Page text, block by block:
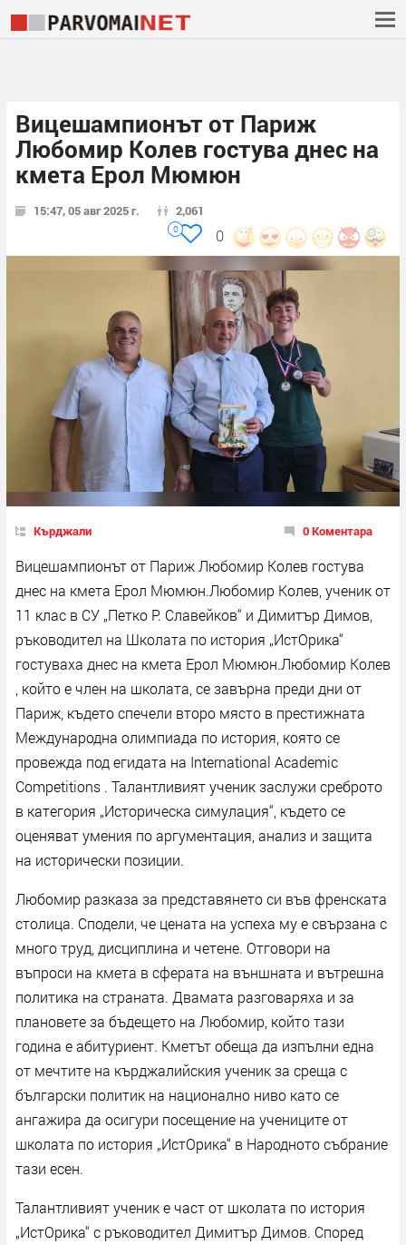
Вицешампионът от Париж
Любомир Колев гостува днес на
кмета Ерол Мюмюн
15:47, 05 авг 2025 г. 2,061
0
0
Кърджали 0 Коментара
Вицешампионът от Париж Любомир Колев гостува
днес на кмета Ерол Мюмюн.Любомир Колев, ученик от
11 клас в СУ „Петко Р. Славейков“ и Димитър Димов,
ръководител на Школата по история „ИстОрика“
гостуваха днес на кмета Ерол Мюмюн.Любомир Колев
, който е член на школата, се завърна преди дни от
Париж, където спечели второ място в престижната
Международна олимпиада по история, която се
провежда под егидата на International Academic
Competitions . Талантливият ученик заслужи среброто
в категория „Историческа симулация“, където се
оценяват умения по аргументация, анализ и защита
на исторически позиции.
Любомир разказа за представянето си във френската
столица. Сподели, че цената на успеха му е свързана с
много труд, дисциплина и четене. Отговори на
въпроси на кмета в сферата на външната и вътрешна
политика на страната. Двамата разговаряха и за
плановете за бъдещето на Любомир, който тази
година е абитуриент. Кметът обеща да изпълни една
от мечтите на кърджалийския ученик за среща с
български политик на национално ниво като се
ангажира да осигури посещение на учениците от
школата по история „ИстОрика“ в Народното събрание
тази есен.
Талантливият ученик е част от школата по история
„ИстОрика“ с ръководител Димитър Димов. Според